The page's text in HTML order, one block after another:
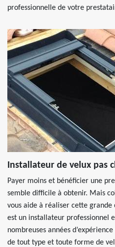
professionnelle de votre
Installateur de velux pas
Payer moins et bénéficier une
semble difficile à obtenir. Mais
vous aide à réaliser cette grande
est un installateur professionnel
nombreuses années
de tout type et toute forme de